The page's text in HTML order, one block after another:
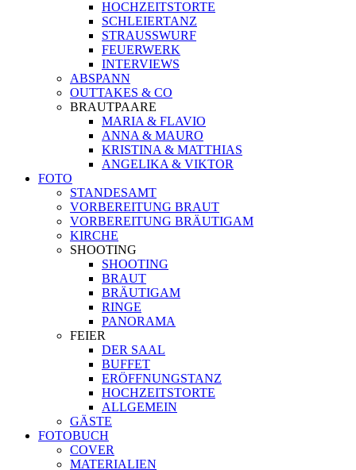
HOCHZEITSTORTE
SCHLEIERTANZ
STRAUSSWURF
FEUERWERK
INTERVIEWS
ABSPANN
OUTTAKES & CO
BRAUTPAARE
MARIA & FLAVIO
ANNA & MAURO
KRISTINA & MATTHIAS
ANGELIKA & VIKTOR
FOTO
STANDESAMT
VORBEREITUNG BRAUT
VORBEREITUNG BRÄUTIGAM
KIRCHE
SHOOTING
SHOOTING
BRAUT
BRÄUTIGAM
RINGE
PANORAMA
FEIER
DER SAAL
BUFFET
ERÖFFNUNGSTANZ
HOCHZEITSTORTE
ALLGEMEIN
GÄSTE
FOTOBUCH
COVER
MATERIALIEN